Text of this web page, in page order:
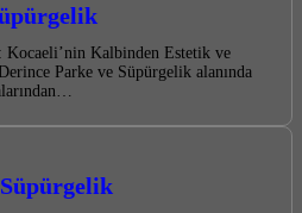
Kocaeli’nin Kalbinden Estetik ve
Parke ve Süpürgelik alanında